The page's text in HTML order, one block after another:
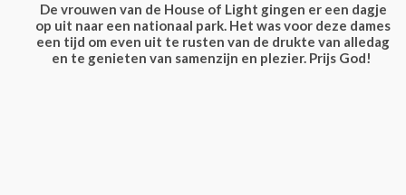
De vrouwen van de House of Light gingen er een dagje
op uit naar een nationaal park. Het was voor deze dames
een tijd om even uit te rusten van de drukte van alledag
en te genieten van samenzijn en plezier. Prijs God!